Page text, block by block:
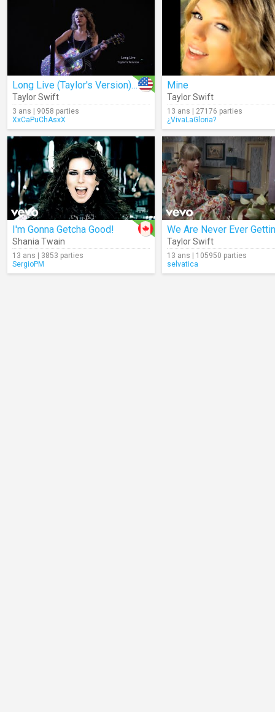
Long Live (Taylor's Version) (Lyrics)
Taylor Swift
3 ans | 9058 parties
XxCaPuChAsxX
Mine
Taylor Swift
13 ans | 27176 parties
¿VivaLaGloria?
I'm Gonna Getcha Good!
Shania Twain
13 ans | 3853 parties
SergioPM
Taylor Swift
13 ans | 105950 parties
selvatica